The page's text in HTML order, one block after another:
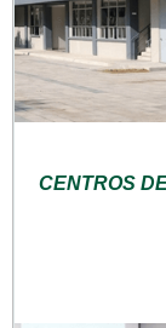
CENTROS